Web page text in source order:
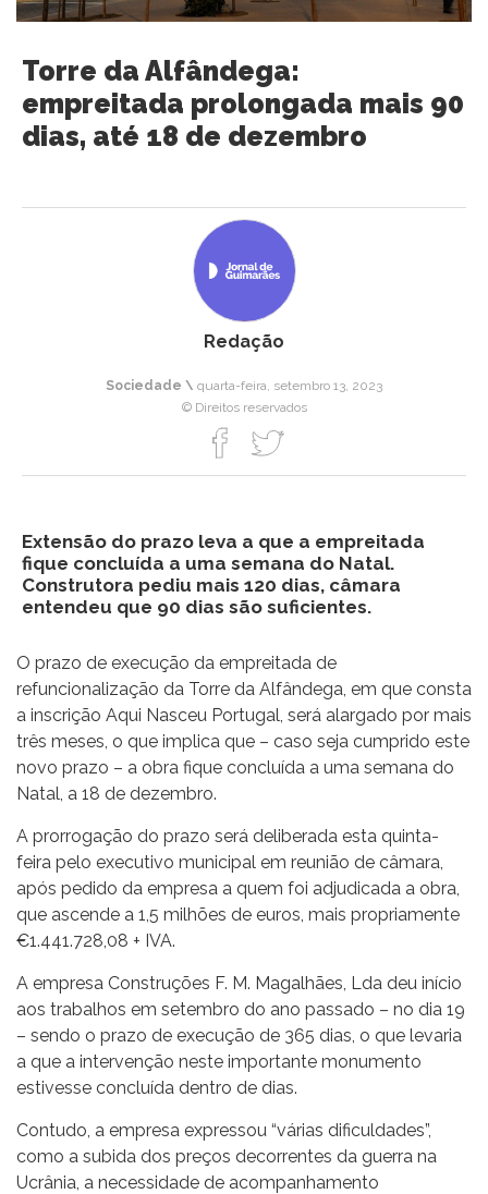
Torre da Alfândega:
empreitada prolongada mais 90
dias, até 18 de dezembro
Redação
Sociedade \ quarta-feira, setembro 13, 2023
© Direitos reservados
Extensão do prazo leva a que a empreitada
fique concluída a uma semana do Natal.
Construtora pediu mais 120 dias, câmara
entendeu que 90 dias são suficientes.
O prazo de execução da empreitada de
refuncionalização da Torre da Alfândega, em que consta
a inscrição Aqui Nasceu Portugal, será alargado por mais
três meses, o que implica que – caso seja cumprido este
novo prazo – a obra fique concluída a uma semana do
Natal, a 18 de dezembro.
A prorrogação do prazo será deliberada esta quinta-
feira pelo executivo municipal em reunião de câmara,
após pedido da empresa a quem foi adjudicada a obra,
que ascende a 1,5 milhões de euros, mais propriamente
€1.441.728,08 + IVA.
A empresa Construções F. M. Magalhães, Lda deu início
aos trabalhos em setembro do ano passado – no dia 19
– sendo o prazo de execução de 365 dias, o que levaria
a que a intervenção neste importante monumento
estivesse concluída dentro de dias.
Contudo, a empresa expressou “várias dificuldades”,
como a subida dos preços decorrentes da guerra na
Ucrânia, a necessidade de acompanhamento